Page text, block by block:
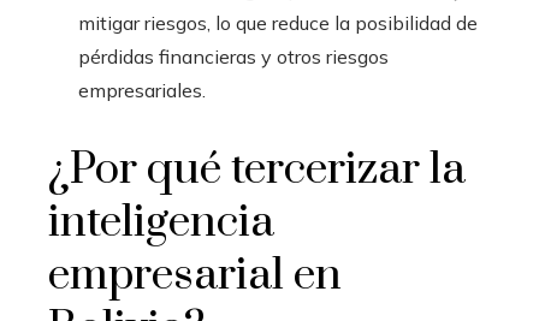
mitigar riesgos, lo que reduce la posibilidad de
pérdidas financieras y otros riesgos
empresariales.
¿Por qué tercerizar la
inteligencia
empresarial en